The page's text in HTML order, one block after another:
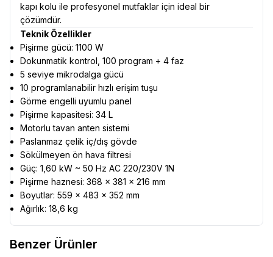
kapı kolu ile profesyonel mutfaklar için ideal bir
çözümdür.
Teknik Özellikler
Pişirme gücü: 1100 W
Dokunmatik kontrol, 100 program + 4 faz
5 seviye mikrodalga gücü
10 programlanabilir hızlı erişim tuşu
Görme engelli uyumlu panel
Pişirme kapasitesi: 34 L
Motorlu tavan anten sistemi
Paslanmaz çelik iç/dış gövde
Sökülmeyen ön hava filtresi
Güç: 1,60 kW ~ 50 Hz AC 220/230V 1N
Pişirme haznesi: 368 × 381 × 216 mm
Boyutlar: 559 × 483 × 352 mm
Ağırlık: 18,6 kg
Benzer Ürünler